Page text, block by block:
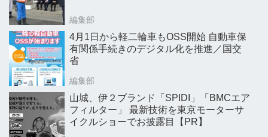
編集部
4月1日から軽二輪車もOSS開始 自動車保
有関係手続きのデジタル化を推進／国交
省
編集部
山城、伊２ブランド「SPIDI」「BMCエア
フィルター」 最新技術を東京モーターサ
イクルショーでお披露目【PR】